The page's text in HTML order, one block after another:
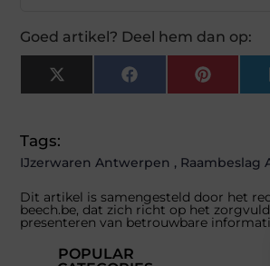
Goed artikel? Deel hem dan op:
X
(Twitter)
Facebook
Tags:
IJzerwaren Antwerpen , Raambeslag
Dit artikel is samengesteld door het
beech.be, dat zich richt op het
presenteren van betrouwbare
POPULAR